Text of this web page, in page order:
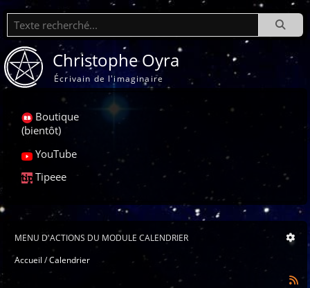
Recherche
Christophe Oyra
Écrivain de l'imaginaire
Boutique
(bientôt)
YouTube
Tipeee
MENU D'ACTIONS DU MODULE CALENDRIER
Accueil Calendrier